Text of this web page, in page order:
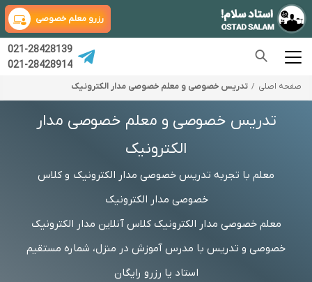
رزرو معلم خصوصی
021-28428139
021-28428914
صفحه اصلی تدریس خصوصی و معلم خصوصی مدار الکترونیک
تدریس خصوصی و معلم خصوصی مدار
الکترونیک
معلم با تجربه تدریس خصوصی مدار الکترونیک و کلاس
خصوصی مدار الکترونیک
معلم خصوصی مدار الکترونیک کلاس آنلاین مدار الکترونیک
خصوصی و تدریس با مدرس آموزش در منزل، شماره مستقیم
استاد یا رزرو رایگان